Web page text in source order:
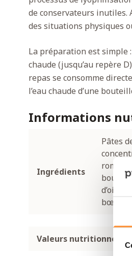
de conservateurs inutiles.
des situations physiques
La préparation est simple
chaude (jusqu’au repère
repas se consomme
l’eau chaude d’une
Informations
Ingrédients
Pâtes
bœuf).
Valeurs nutritionnelles